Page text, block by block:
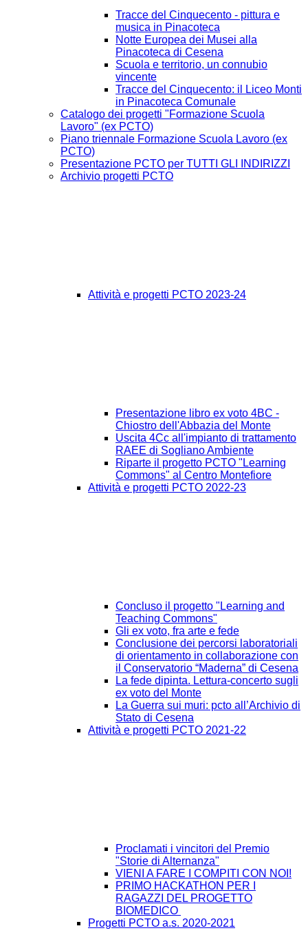
Tracce del Cinquecento - pittura e
musica in Pinacoteca
Notte Europea dei Musei alla
Pinacoteca di Cesena
Scuola e territorio, un connubio
vincente
Tracce del Cinquecento: il Liceo Monti
in Pinacoteca Comunale
Catalogo dei progetti "Formazione Scuola
Lavoro" (ex PCTO)
Piano triennale Formazione Scuola Lavoro (ex
PCTO)
Presentazione PCTO per TUTTI GLI INDIRIZZI
Archivio progetti PCTO
Attività e progetti PCTO 2023-24
Presentazione libro ex voto 4BC -
Chiostro dell'Abbazia del Monte
Uscita 4Cc all'impianto di trattamento
RAEE di Sogliano Ambiente
Riparte il progetto PCTO "Learning
Commons" al Centro Montefiore
Attività e progetti PCTO 2022-23
Concluso il progetto "Learning and
Teaching Commons"
Gli ex voto, fra arte e fede
Conclusione dei percorsi laboratoriali
di orientamento in collaborazione con
il Conservatorio “Maderna” di Cesena
La fede dipinta. Lettura-concerto sugli
ex voto del Monte
La Guerra sui muri: pcto all’Archivio di
Stato di Cesena
Attività e progetti PCTO 2021-22
Proclamati i vincitori del Premio
"Storie di Alternanza"
VIENI A FARE I COMPITI CON NOI!
PRIMO HACKATHON PER I
RAGAZZI DEL PROGETTO
BIOMEDICO
Progetti PCTO a.s. 2020-2021